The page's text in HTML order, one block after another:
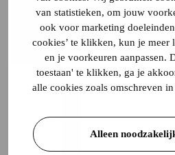
van statistieken, om jouw
ook voor marketing
cookies’ te klikken, kun je meer
en je voorkeuren aanpassen.
toestaan' te klikken, ga je
alle cookies zoals omschreven in
Alleen